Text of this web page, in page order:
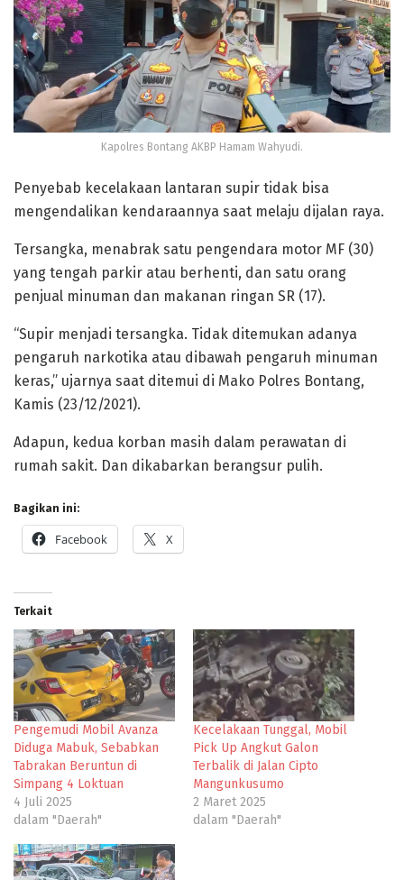
Kapolres Bontang AKBP Hamam Wahyudi.
Penyebab kecelakaan lantaran supir tidak bisa
mengendalikan kendaraannya saat melaju dijalan raya.
Tersangka, menabrak satu pengendara motor MF (30)
yang tengah parkir atau berhenti, dan satu orang
penjual minuman dan makanan ringan SR (17).
“Supir menjadi tersangka. Tidak ditemukan adanya
pengaruh narkotika atau dibawah pengaruh minuman
keras,” ujarnya saat ditemui di Mako Polres Bontang,
Kamis (23/12/2021).
Adapun, kedua korban masih dalam perawatan di
rumah sakit. Dan dikabarkan berangsur pulih.
Bagikan ini:
Facebook X
Terkait
Pengemudi Mobil Avanza
Diduga Mabuk, Sebabkan
Tabrakan Beruntun di
Simpang 4 Loktuan
4 Juli 2025
dalam "Daerah"
Kecelakaan Tunggal, Mobil
Pick Up Angkut Galon
Terbalik di Jalan Cipto
Mangunkusumo
2 Maret 2025
dalam "Daerah"